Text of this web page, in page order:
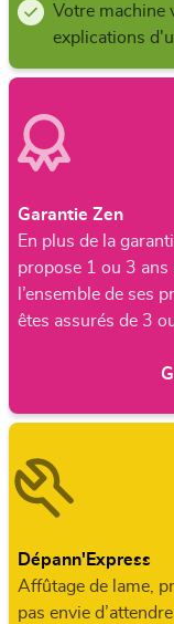
Votre machine
explications
Garantie Zen
En plus de la
propose 1 ou 3
l’ensemble de ses
êtes assurés de 3
Dépann'Express
Affûtage de lame,
pas envie